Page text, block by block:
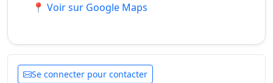
📍 Voir sur Google Maps
Se connecter pour contacter